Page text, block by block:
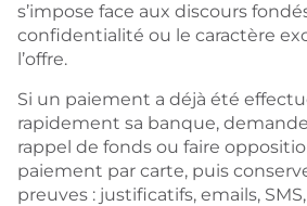
s’impose face aux discours
confidentialité ou le caractère
l’offre.
Si un paiement a déjà été
rapidement sa banque,
rappel de fonds ou faire
paiement par carte, puis
preuves : justificatifs, emails,